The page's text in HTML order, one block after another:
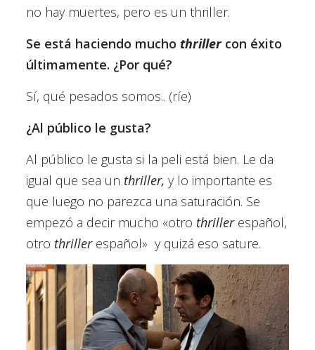
no hay muertes, pero es un thriller.
Se está haciendo mucho thrillercon éxito
últimamente. ¿Por qué?
Sí, qué pesados somos.. (ríe)
¿Al público le gusta?
Al público le gusta si la peli está bien. Le da
igual que sea un thriller, y lo importante es
que luego no parezca una saturación. Se
empezó a decir mucho «otro thrillerespañol,
otro thrillerespañol» y quizá eso sature.